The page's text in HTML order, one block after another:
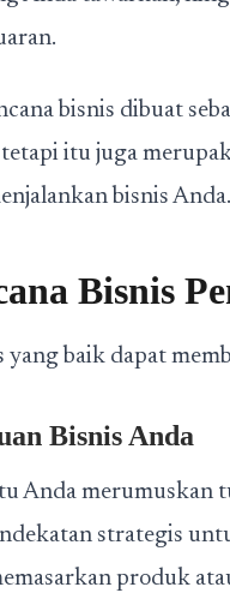
bisnis dibuat
itu juga
bisnis Anda.
Bisnis
yang baik dapat
Bisnis Anda
Anda merumuskan
strategis
produk